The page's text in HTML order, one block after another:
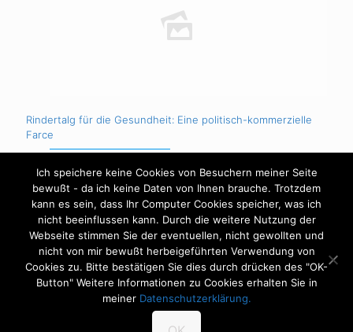
Rindertalg für die Gesundheit: Eine politisch-kommerzielle
Farce
Mehr erfahren
Impressum Datenschutzerklärung
©Copyright - Heilpraktiker Steffen Jurisch - All Rights
reserved
Ich speichere keine Cookies von Besuchern meiner Seite
bewußt - da ich keine Daten von Ihnen brauche. Trotzdem
kann es sein, dass Ihr Computer Cookies speicher, was ich
nicht beeinflussen kann. Durch die weitere Nutzung der
Webseite stimmen Sie der eventuellen, nicht gewollten und
nicht von mir bewußt herbeigeführten Verwendung von
Cookies zu. Bitte bestätigen Sie dies durch drücken des "OK-
Button" Weitere Informationen zu Cookies erhalten Sie in
meiner Datenschutzerklärung.